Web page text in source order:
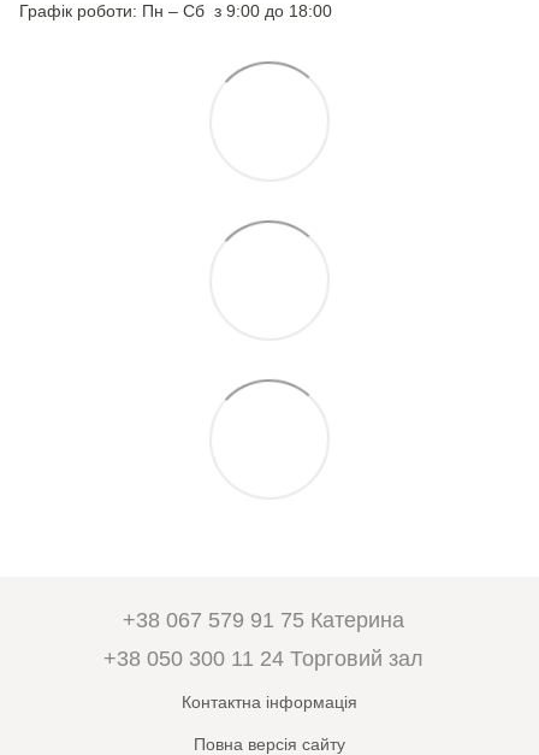
Графік роботи: Пн – Сб з 9:00 до 18:00
+38 067 579 91 75 Катерина
+38 050 300 11 24 Торговий зал
Контактна інформація
Повна версія сайту